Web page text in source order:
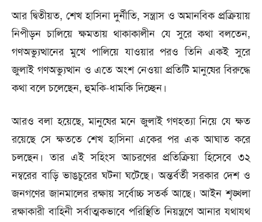
আর দ্বিতীয়ত, শেখ হাসিনা দুর্নীতি, সন্ত্রাস ও অমানবিক প্রক্রিয়ায়
নিপীড়ন চালিয়ে ক্ষমতায় থাকাকালীন যে সুরে কথা বলতেন,
গণঅভ্যুত্থানের মুখে পালিয়ে যাওয়ার পরও তিনি একই সুরে
জুলাই গণঅভ্যুত্থান ও এতে অংশ নেওয়া প্রতিটি মানুষের বিরুদ্ধে
কথা বলে চলেছেন, হুমকি-ধামকি দিচ্ছেন।
আরও বলা হয়েছে, মানুষের মনে জুলাই গণহত্যা নিয়ে যে ক্ষত
রয়েছে সে ক্ষততে শেখ হাসিনা একের পর এক আঘাত করে
চলছেন। তার এই সহিংস আচরণের প্রতিক্রিয়া হিসেবে ৩২
নম্বরের বাড়ি ভাঙচুরের ঘটনা ঘটেছে। অন্তর্বর্তী সরকার দেশ ও
জনগণের জানমালের রক্ষায় সর্বোচ্চ সতর্ক আছে। আইন শৃঙ্খলা
রক্ষাকারী বাহিনী সর্বাত্মকভাবে পরিস্থিতি নিয়ন্ত্রণে আনার যথাযথ